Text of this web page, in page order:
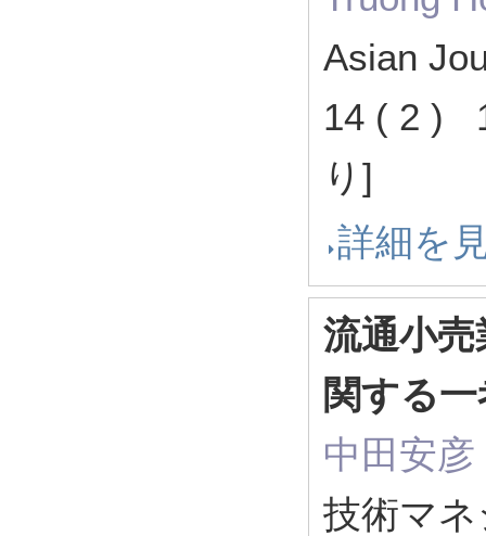
Asian
14 ( 2 )
り]
詳細を
流通小
関する
中田安
技術マ